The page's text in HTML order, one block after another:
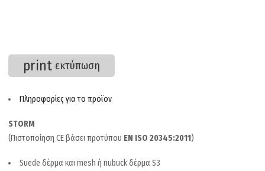
print εκτύπωση
Πληροφορίες για το προϊον
STORM
(Πιστοποίηση CE βάσει προτύπου ΕΝ ISO 20345:2011)
Suede δέρμα και mesh ή nubuck δέρμα S3